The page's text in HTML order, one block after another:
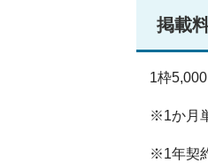
掲載
1枠
※1か月
※1年契